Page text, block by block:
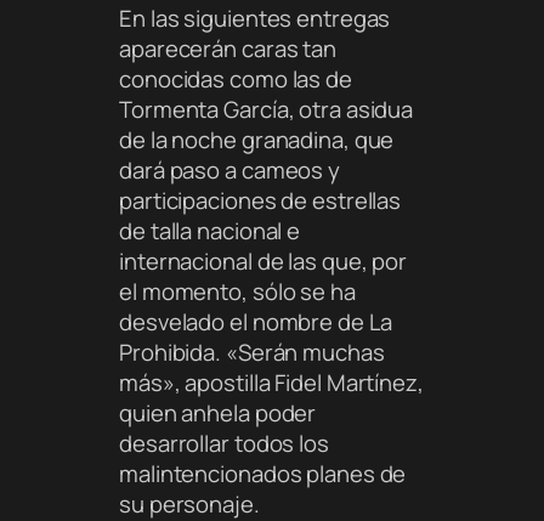
En las siguientes entregas
aparecerán caras tan
conocidas como las de
Tormenta García, otra asidua
de la noche granadina, que
dará paso a cameos y
participaciones de estrellas
de talla nacional e
internacional de las que, por
el momento, sólo se ha
desvelado el nombre de La
Prohibida. «Serán muchas
más», apostilla Fidel Martínez,
quien anhela poder
desarrollar todos los
malintencionados planes de
su personaje.